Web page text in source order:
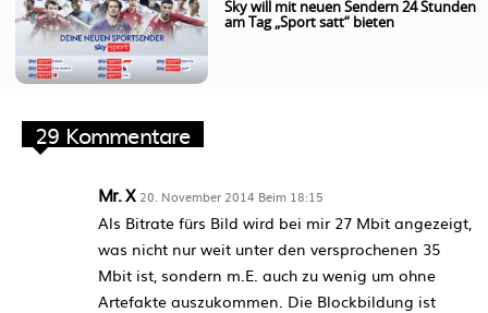
Sky will mit neuen Sendern 24 Stunden
am Tag „Sport satt“ bieten
29 Kommentare
Mr. X 20. November 2014 Beim 18:15
Als Bitrate fürs Bild wird bei mir 27 Mbit angezeigt,
was nicht nur weit unter den versprochenen 35
Mbit ist, sondern m.E. auch zu wenig um ohne
Artefakte auszukommen. Die Blockbildung ist